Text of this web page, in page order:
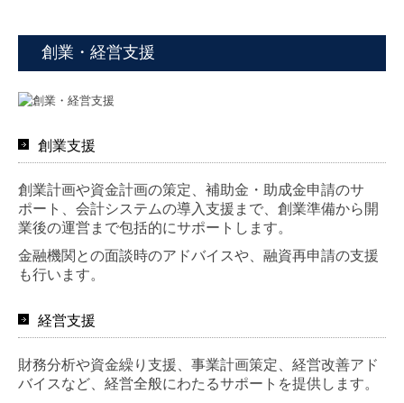
創業・経営支援
創業支援
創業計画や資金計画の策定、補助金・助成金申請のサ
ポート、会計システムの導入支援まで、創業準備から開
業後の運営まで包括的にサポートします。
金融機関との面談時のアドバイスや、融資再申請の支援
も行います。
経営支援
財務分析や資金繰り支援、事業計画策定、経営改善アド
バイスなど、経営全般にわたるサポートを提供します。